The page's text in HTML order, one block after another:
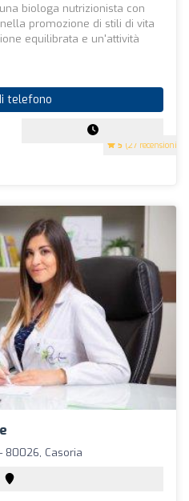
5 (27 recensioni)
biologa nutrizionista con
promozione di stili di vita
equilibrata e un'attività
telefono
80026, Casoria